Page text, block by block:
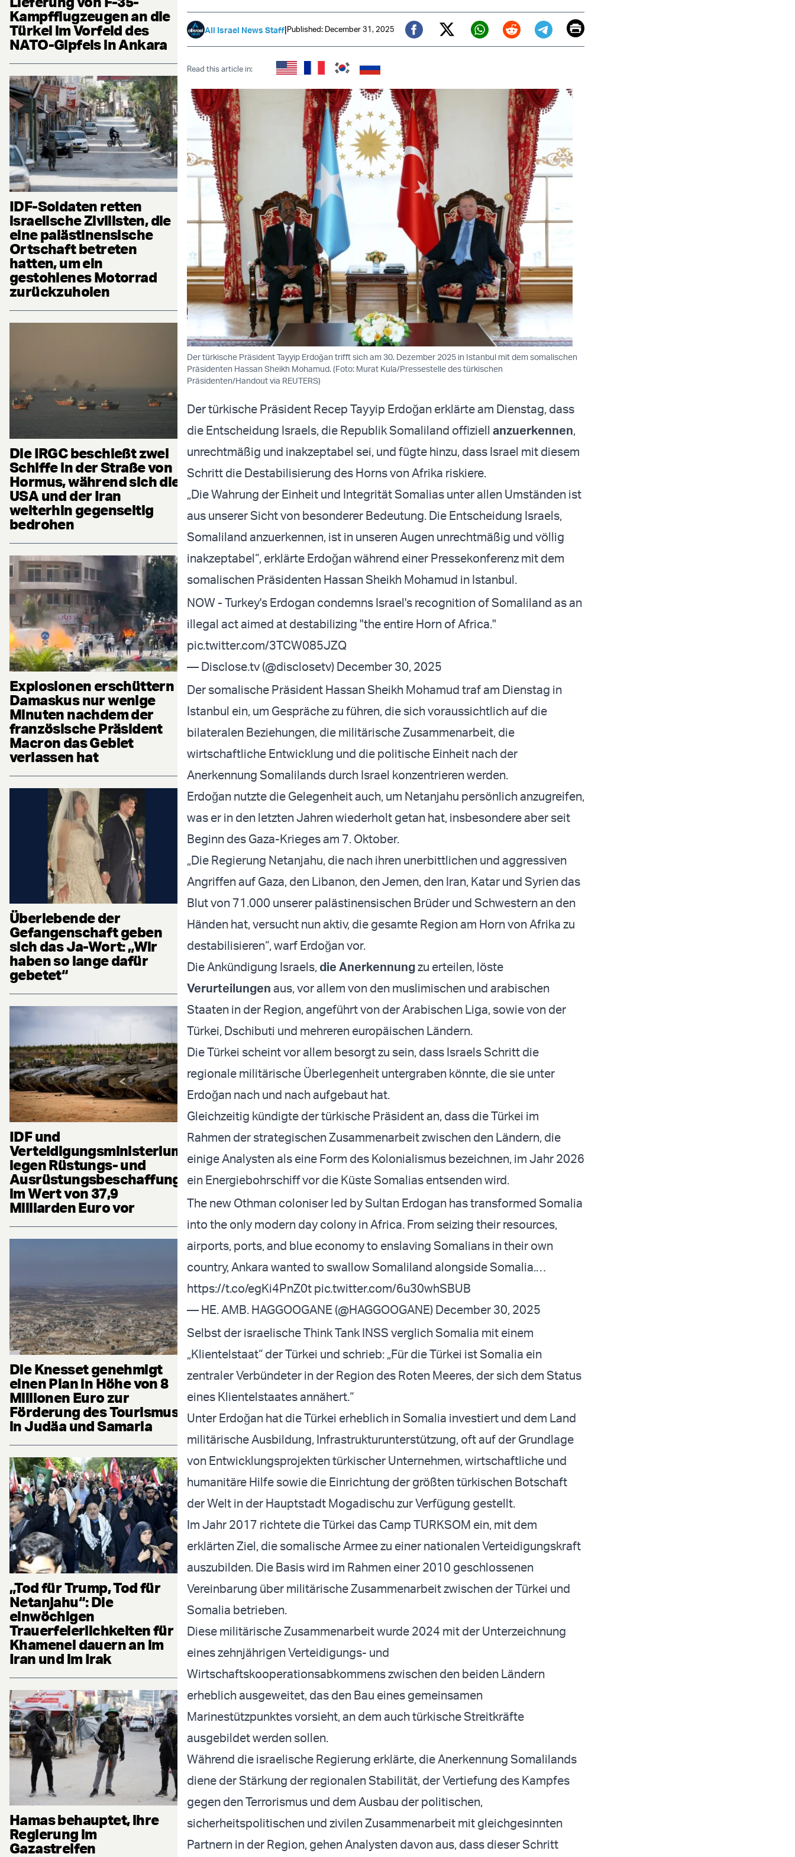
Kampfflugzeugen an die
Türkei im Vorfeld des
NATO-Gipfels in Ankara
IDF-Soldaten retten
israelische Zivilisten, die
eine palästinensische
Ortschaft betreten
hatten, um ein
gestohlenes Motorrad
zurückzuholen
Die IRGC beschießt zwei
Schiffe in der Straße von
Hormus, während sich die
USA und der Iran
weiterhin gegenseitig
bedrohen
Explosionen erschüttern
Damaskus nur wenige
Minuten nachdem der
französische Präsident
Macron das Gebiet
verlassen hat
Überlebende der
Gefangenschaft geben
sich das Ja-Wort: „Wir
haben so lange dafür
gebetet“
IDF und
Verteidigungsministerium
legen Rüstungs- und
Ausrüstungsbeschaffung
im Wert von 37,9
Milliarden Euro vor
Die Knesset genehmigt
einen Plan in Höhe von 8
Millionen Euro zur
Förderung des Tourismus
in Judäa und Samaria
„Tod für Trump, Tod für
Netanjahu“: Die
einwöchigen
Trauerfeierlichkeiten für
Khamenei dauern an im
Iran und im Irak
Hamas behauptet, ihre
Regierung im
Gazastreifen
All Israel News Staff|Published: December 31, 2025
Facebook
Twitter (X)
Whatsapp
RedditTelegram
EmailPrint
Read this article in:
Der türkische Präsident Tayyip Erdoğan trifft sich am 30. Dezember 2025 in Istanbul mit dem somalischen
Präsidenten Hassan Sheikh Mohamud. (Foto: Murat Kula/Pressestelle des türkischen
Präsidenten/Handout via REUTERS)
Der türkische Präsident Recep Tayyip Erdoğan erklärte am Dienstag, dass
die Entscheidung Israels, die Republik Somaliland offiziell anzuerkennen,
unrechtmäßig und inakzeptabel sei, und fügte hinzu, dass Israel mit diesem
Schritt die Destabilisierung des Horns von Afrika riskiere.
„Die Wahrung der Einheit und Integrität Somalias unter allen Umständen ist
aus unserer Sicht von besonderer Bedeutung. Die Entscheidung Israels,
Somaliland anzuerkennen, ist in unseren Augen unrechtmäßig und völlig
inakzeptabel“, erklärte Erdoğan während einer Pressekonferenz mit dem
somalischen Präsidenten Hassan Sheikh Mohamud in Istanbul.
NOW - Turkey's Erdogan condemns Israel's recognition of Somaliland as an
illegal act aimed at destabilizing "the entire Horn of Africa."
pic.twitter.com/3TCW085JZQ
— Disclose.tv (@disclosetv) December 30, 2025
Der somalische Präsident Hassan Sheikh Mohamud traf am Dienstag in
Istanbul ein, um Gespräche zu führen, die sich voraussichtlich auf die
bilateralen Beziehungen, die militärische Zusammenarbeit, die
wirtschaftliche Entwicklung und die politische Einheit nach der
Anerkennung Somalilands durch Israel konzentrieren werden.
Erdoğan nutzte die Gelegenheit auch, um Netanjahu persönlich anzugreifen,
was er in den letzten Jahren wiederholt getan hat, insbesondere aber seit
Beginn des Gaza-Krieges am 7. Oktober.
„Die Regierung Netanjahu, die nach ihren unerbittlichen und aggressiven
Angriffen auf Gaza, den Libanon, den Jemen, den Iran, Katar und Syrien das
Blut von 71.000 unserer palästinensischen Brüder und Schwestern an den
Händen hat, versucht nun aktiv, die gesamte Region am Horn von Afrika zu
destabilisieren“, warf Erdoğan vor.
Die Ankündigung Israels, die Anerkennungzu erteilen, löste
Verurteilungen aus, vor allem von den muslimischen und arabischen
Staaten in der Region, angeführt von der Arabischen Liga, sowie von der
Türkei, Dschibuti und mehreren europäischen Ländern.
Die Türkei scheint vor allem besorgt zu sein, dass Israels Schritt die
regionale militärische Überlegenheit untergraben könnte, die sie unter
Erdoğan nach und nach aufgebaut hat.
Gleichzeitig kündigte der türkische Präsident an, dass die Türkei im
Rahmen der strategischen Zusammenarbeit zwischen den Ländern, die
einige Analysten als eine Form des Kolonialismus bezeichnen, im Jahr 2026
ein Energiebohrschiff vor die Küste Somalias entsenden wird.
The new Othman coloniser led by Sultan Erdogan has transformed Somalia
into the only modern day colony in Africa. From seizing their resources,
airports, ports, and blue economy to enslaving Somalians in their own
country, Ankara wanted to swallow Somaliland alongside Somalia.…
https://t.co/egKi4PnZ0t pic.twitter.com/6u30whSBUB
— HE. AMB. HAGGOOGANE (@HAGGOOGANE) December 30, 2025
Selbst der israelische Think Tank INSS verglich Somalia mit einem
„Klientelstaat“ der Türkei und schrieb: „Für die Türkei ist Somalia ein
zentraler Verbündeter in der Region des Roten Meeres, der sich dem Status
eines Klientelstaates annähert.“
Unter Erdoğan hat die Türkei erheblich in Somalia investiert und dem Land
militärische Ausbildung, Infrastrukturunterstützung, oft auf der Grundlage
von Entwicklungsprojekten türkischer Unternehmen, wirtschaftliche und
humanitäre Hilfe sowie die Einrichtung der größten türkischen Botschaft
der Welt in der Hauptstadt Mogadischu zur Verfügung gestellt.
Im Jahr 2017 richtete die Türkei das Camp TURKSOM ein, mit dem
erklärten Ziel, die somalische Armee zu einer nationalen Verteidigungskraft
auszubilden. Die Basis wird im Rahmen einer 2010 geschlossenen
Vereinbarung über militärische Zusammenarbeit zwischen der Türkei und
Somalia betrieben.
Diese militärische Zusammenarbeit wurde 2024 mit der Unterzeichnung
eines zehnjährigen Verteidigungs- und
Wirtschaftskooperationsabkommens zwischen den beiden Ländern
erheblich ausgeweitet, das den Bau eines gemeinsamen
Marinestützpunktes vorsieht, an dem auch türkische Streitkräfte
ausgebildet werden sollen.
Während die israelische Regierung erklärte, die Anerkennung Somalilands
diene der Stärkung der regionalen Stabilität, der Vertiefung des Kampfes
gegen den Terrorismus und dem Ausbau der politischen,
sicherheitspolitischen und zivilen Zusammenarbeit mit gleichgesinnten
Partnern in der Region, gehen Analysten davon aus, dass dieser Schritt